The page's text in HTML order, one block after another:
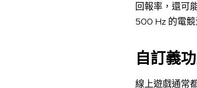
回報率，還可
500 Hz 的電
自訂義
線上遊戲通常